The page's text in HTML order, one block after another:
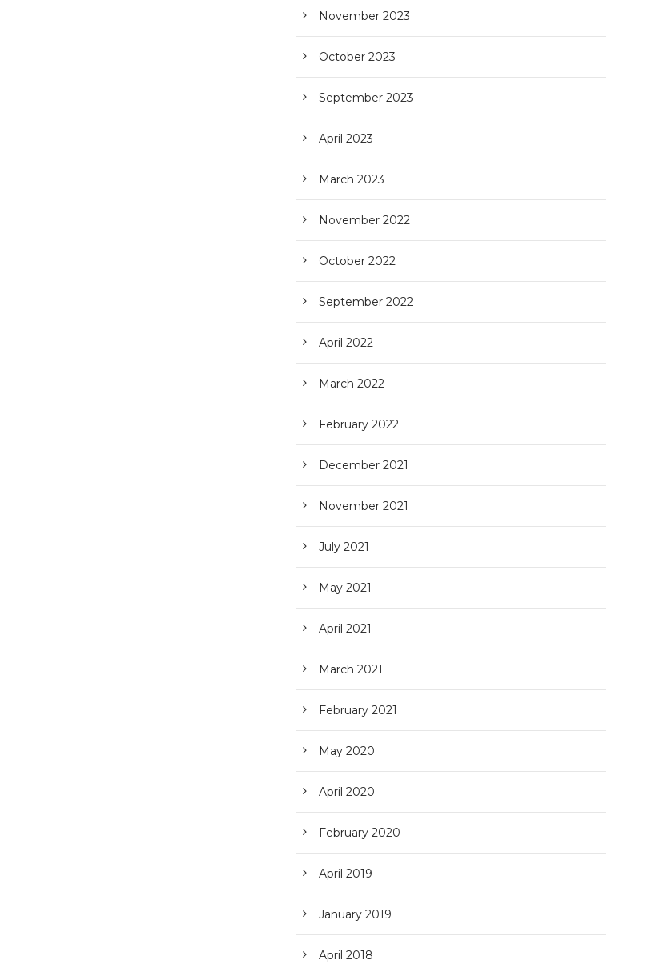
November 2023
October 2023
September 2023
April 2023
March 2023
November 2022
October 2022
September 2022
April 2022
March 2022
February 2022
December 2021
November 2021
July 2021
May 2021
April 2021
March 2021
February 2021
May 2020
April 2020
February 2020
April 2019
January 2019
April 2018